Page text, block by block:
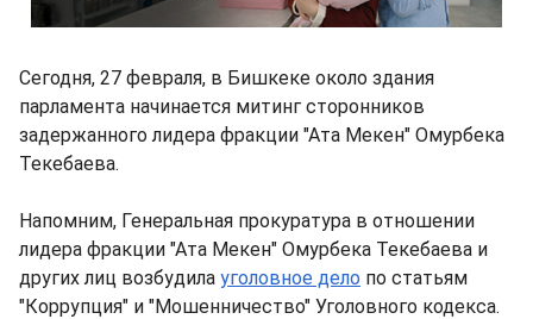
Сегодня, 27 февраля, в Бишкеке около здания
парламента начинается митинг сторонников
задержанного лидера фракции "Ата Мекен" Омурбека
Текебаева.
Напомним, Генеральная прокуратура в отношении
лидера фракции "Ата Мекен" Омурбека Текебаева и
других лиц возбудила уголовное дело по статьям
"Коррупция" и "Мошенничество" Уголовного кодекса.